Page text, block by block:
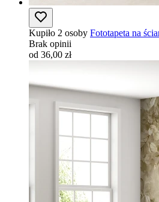
Kupiło 2 osoby Fototapeta na
Brak opinii
od 36,00 zł